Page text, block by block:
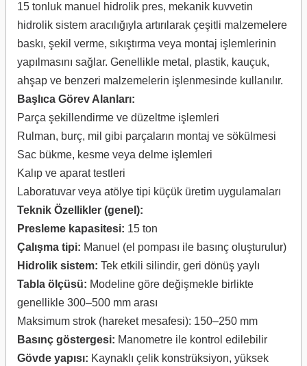
15 tonluk manuel hidrolik pres, mekanik kuvvetin
hidrolik sistem aracılığıyla artırılarak çeşitli malzemelere
baskı, şekil verme, sıkıştırma veya montaj işlemlerinin
yapılmasını sağlar. Genellikle metal, plastik, kauçuk,
ahşap ve benzeri malzemelerin işlenmesinde kullanılır.
Başlıca Görev Alanları:
Parça şekillendirme ve düzeltme işlemleri
Rulman, burç, mil gibi parçaların montaj ve sökülmesi
Sac bükme, kesme veya delme işlemleri
Kalıp ve aparat testleri
Laboratuvar veya atölye tipi küçük üretim uygulamaları
Teknik Özellikler (genel):
Presleme kapasitesi: 15 ton
Çalışma tipi: Manuel (el pompası ile basınç oluşturulur)
Hidrolik sistem: Tek etkili silindir, geri dönüş yaylı
Tabla ölçüsü: Modeline göre değişmekle birlikte
genellikle 300–500 mm arası
Maksimum strok (hareket mesafesi): 150–250 mm
Basınç göstergesi: Manometre ile kontrol edilebilir
Gövde yapısı: Kaynaklı çelik konstrüksiyon, yüksek